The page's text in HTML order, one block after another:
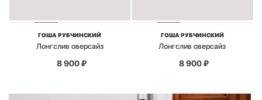
ГОША РУБЧИНСКИЙ
Лонгслив оверсайз
8 900₽
ГОША РУБЧИНСКИЙ
Лонгслив оверсайз
8 900₽